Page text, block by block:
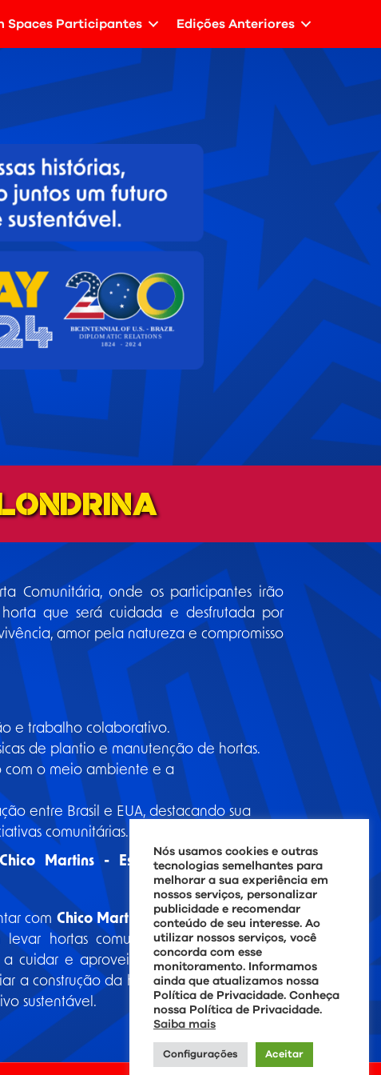
Spaces Participantes Edições Anteriores
Comunitária, onde os participantes irão
que será cuidada e desfrutada por
amor pela natureza e compromisso
e trabalho colaborativo.
de plantio e manutenção de hortas.
com o meio ambiente e a
entre Brasil e EUA, destacando sua
comunitárias.
Martins - Especialista em Hortas
comChico Martins
, um especialista com
hortas comunitárias para bairros e
cuidar e aproveitar suas colheitas. Chico
a construção da horta e compartilhar seu
sustentável.
Nós usamos cookies e outras
tecnologias semelhantes para
melhorar a sua experiência em
nossos serviços, personalizar
publicidade e recomendar
conteúdo de seu interesse. Ao
utilizar nossos serviços, você
concorda com esse
monitoramento. Informamos
ainda que atualizamos nossa
Política de Privacidade. Conheça
nossa Política de Privacidade.
Saiba mais
Configurações Aceitar